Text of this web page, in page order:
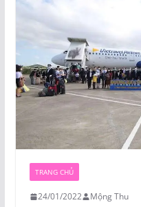
TRANG CHỦ
24/01/2022 Mộng Thu